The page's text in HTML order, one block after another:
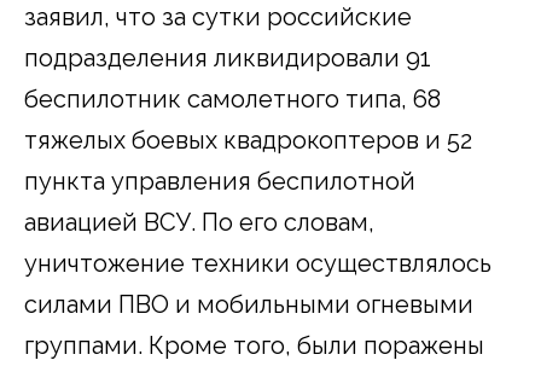
заявил, что за сутки российские
подразделения ликвидировали 91
беспилотник самолетного типа, 68
тяжелых боевых квадрокоптеров и 52
пункта управления беспилотной
авиацией ВСУ. По его словам,
уничтожение техники осуществлялось
силами ПВО и мобильными огневыми
группами. Кроме того, были поражены